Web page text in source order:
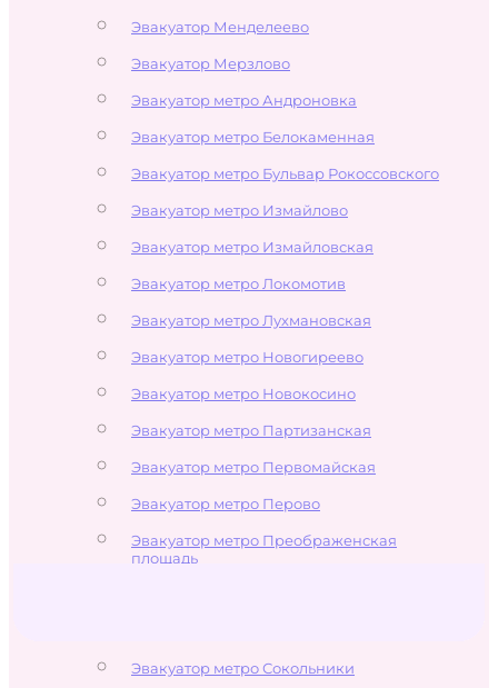
Эвакуатор Менделеево
Эвакуатор Мерзлово
Эвакуатор метро Андроновка
Эвакуатор метро Белокаменная
Эвакуатор метро Бульвар Рокоссовского
Эвакуатор метро Измайлово
Эвакуатор метро Измайловская
Эвакуатор метро Локомотив
Эвакуатор метро Лухмановская
Эвакуатор метро Новогиреево
Эвакуатор метро Новокосино
Эвакуатор метро Партизанская
Эвакуатор метро Первомайская
Эвакуатор метро Перово
Эвакуатор метро Преображенская
площадь
Эвакуатор метро Сокольники